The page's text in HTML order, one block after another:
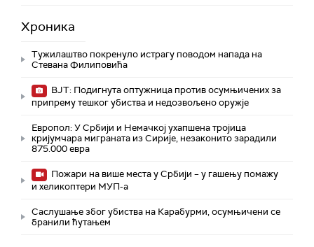
Хроника
Тужилаштво покренуло истрагу поводом напада на
Стевана Филиповића
ВЈТ: Подигнута оптужница против осумњичених за
припрему тешког убиства и недозвољено оружје
Европол: У Србији и Немачкој ухапшена тројица
кријумчара миграната из Сирије, незаконито зарадили
875.000 евра
Пожари на више места у Србији – у гашењу помажу
и хеликоптери МУП-а
Саслушање због убиства на Карабурми, осумњичени се
бранили ћутањем